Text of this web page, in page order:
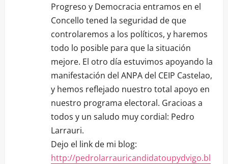
Progreso y Democracia entramos en el
Concello tened la seguridad de que
controlaremos a los políticos, y haremos
todo lo posible para que la situación
mejore. El otro día estuvimos apoyando la
manifestación del ANPA del CEIP Castelao,
y hemos reflejado nuestro total apoyo en
nuestro programa electoral. Gracioas a
todos y un saludo muy cordial: Pedro
Larrauri.
Dejo el link de mi blog:
http://pedrolarrauricandidatoupydvigo.bl